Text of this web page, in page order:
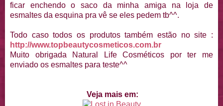
ficar enchendo o saco da minha amiga na loja de
esmaltes da esquina pra vê se eles pedem tb^^.
Todo caso todos os produtos também estão no site :
http://www.topbeautycosmeticos.com.br
Muito obrigada Natural Life Cosméticos por ter me
enviado os esmaltes para teste^^
Veja mais em: